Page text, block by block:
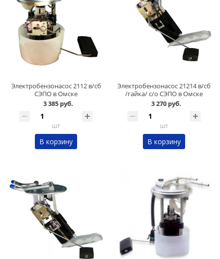
Электробензонасос 2112 в/сб
СЭПО в Омске
3 385 руб.
шт
В корзину
Электробензонасос 21214 в/сб
/гайка/ с/о СЭПО в Омске
3 270 руб.
шт
В корзину